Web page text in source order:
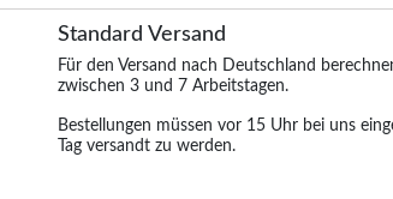
StandardVersand
Für den Versand nach Deutschland
zwischen 3 und 7 Arbeitstagen.
Bestellungen müssen vor 15 Uhr bei uns
Tag versandt zu werden.